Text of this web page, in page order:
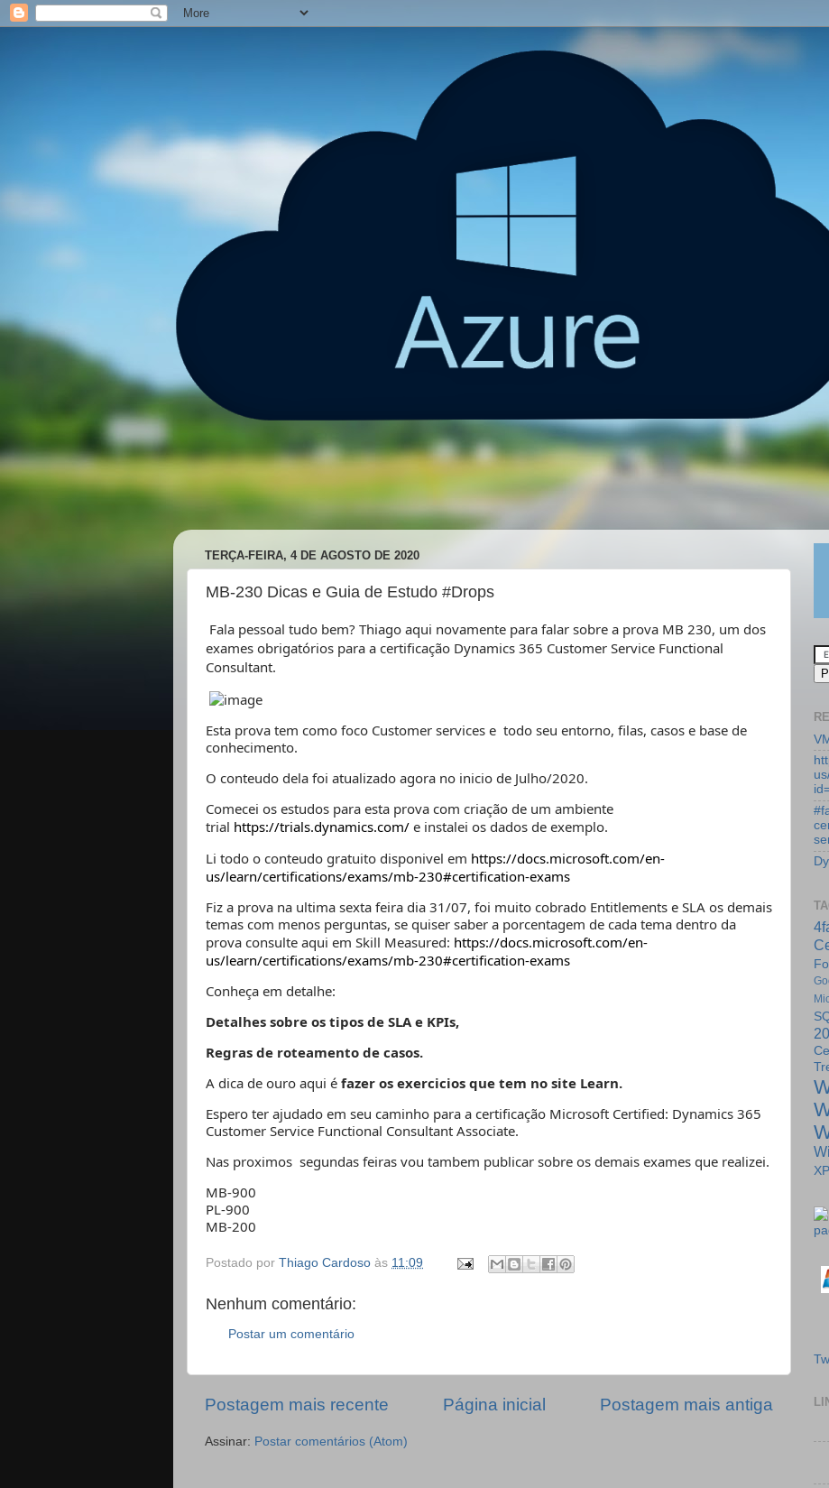
TERÇA-FEIRA, 4 DE AGOSTO DE 2020
MB-230 Dicas e Guia de Estudo #Drops
Fala pessoal tudo bem? Thiago aqui novamente para falar sobre a prova MB 230, um dos
exames obrigatórios para a certificação Dynamics 365 Customer Service Functional
Consultant.
Esta prova tem como foco Customer services e todo seu entorno, filas, casos e base de
conhecimento.
O conteudo dela foi atualizado agora no inicio de Julho/2020.
Comecei os estudos para esta prova com criação de um ambiente
trial https://trials.dynamics.com/ e instalei os dados de exemplo.
Li todo o conteudo gratuito disponivel em https://docs.microsoft.com/en-
us/learn/certifications/exams/mb-230#certification-exams
Fiz a prova na ultima sexta feira dia 31/07, foi muito cobrado Entitlements e SLA os demais
temas com menos perguntas, se quiser saber a porcentagem de cada tema dentro da
prova consulte aqui em Skill Measured: https://docs.microsoft.com/en-
us/learn/certifications/exams/mb-230#certification-exams
Conheça em detalhe:
Detalhes sobre os tipos de SLA e KPIs,
Regras de roteamento de casos.
A dica de ouro aqui é fazer os exercicios que tem no site Learn.
Espero ter ajudado em seu caminho para a certificação Microsoft Certified: Dynamics 365
Customer Service Functional Consultant Associate.
Nas proximos segundas feiras vou tambem publicar sobre os demais exames que realizei.
MB-900
PL-900
MB-200
Postado por Thiago Cardoso às 11:09
Nenhum comentário:
Postar um comentário
Postagem mais recente Postagem mais antiga
Página inicial
Assinar: Postar comentários (Atom)
XP